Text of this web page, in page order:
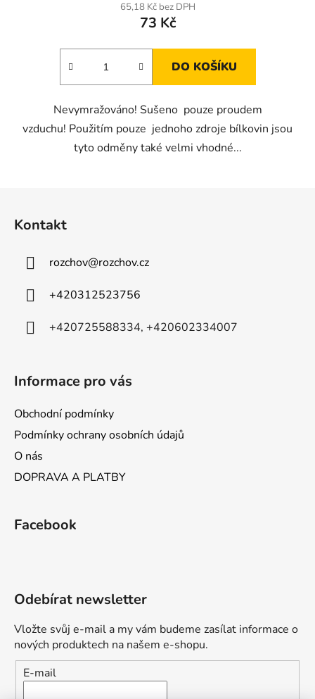
65,18 Kč bez DPH
73 Kč
DO KOŠÍKU
Nevymražováno! Sušeno pouze proudem
vzduchu! Použitím pouze jednoho zdroje bílkovin jsou
tyto odměny také velmi vhodné...
Kontakt
rozchov@rozchov.cz
+420312523756
+420725588334, +420602334007
Informace pro vás
Obchodní podmínky
Podmínky ochrany osobních údajů
O nás
DOPRAVA A PLATBY
Facebook
Odebírat newsletter
Vložte svůj e-mail a my vám budeme zasílat informace o
nových produktech na našem e-shopu.
E-mail